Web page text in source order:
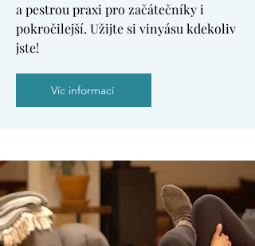
a pestrou praxi pro začátečníky i
pokročilejší. Užijte si vinyásu kdekoliv
jste!
Víc informací